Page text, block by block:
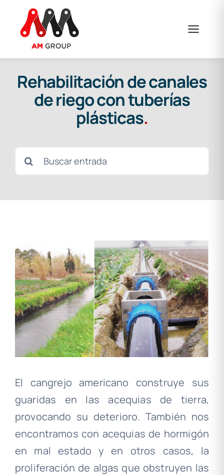
contenido
Rehabilitación de canales
de riego con tuberías
plásticas.
Buscar:
El cangrejo americano construye sus
guaridas en las acequias de tierra,
provocando su deterioro. También nos
encontramos con acequias de hormigón
en mal estado y en otros casos, la
proliferación de algas que obstruyen las